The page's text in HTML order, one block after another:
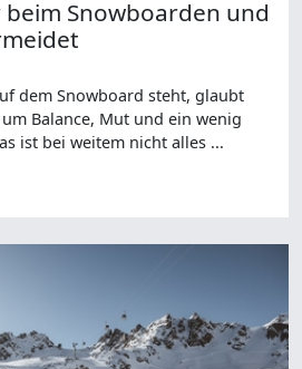
Snowboarden und
dem Snowboard steht, glaubt
Balance, Mut und ein wenig
ist bei weitem nicht alles ...